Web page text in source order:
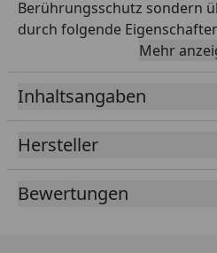
Berührungsschutz sondern
durch folgende
Steckdosenleiste mit 3m
Steckerleiste mit erhöhtem
Kunststoffplättchen
Steckdose •
stromsparend und effizient •
Steckdosen in 45°-
Steckdosenleiste in der
Mehr
Inhaltsangaben
Hersteller
Bewertungen